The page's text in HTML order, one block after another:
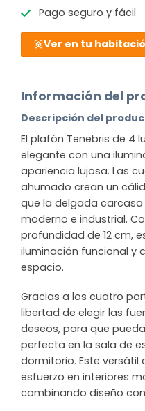
Pago seguro y fácil
Ver en tu
Información del
Descripción del
El plafón Tenebris de 4
elegante con una
apariencia lujosa. Las
ahumado crean un
que la delgada
moderno e industrial.
profundidad de 12 cm,
iluminación funcional y
espacio.
Gracias a los cuatro
libertad de elegir las
deseos, para que
perfecta en la sala de
dormitorio. Este versátil
esfuerzo en interiores
combinando diseño